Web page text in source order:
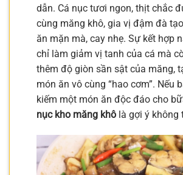
dẫn. Cá nục tươi ngon, thịt chắc
cùng măng khô, gia vị đậm đà
ăn mặn mà, cay nhẹ. Sự kết hợp
chỉ làm giảm vị tanh của cá mà
thêm độ giòn sần sật của măng,
món ăn vô cùng “hao cơm”. Nếu
kiếm một món ăn độc đáo cho
nục kho măng khô là gợi ý không